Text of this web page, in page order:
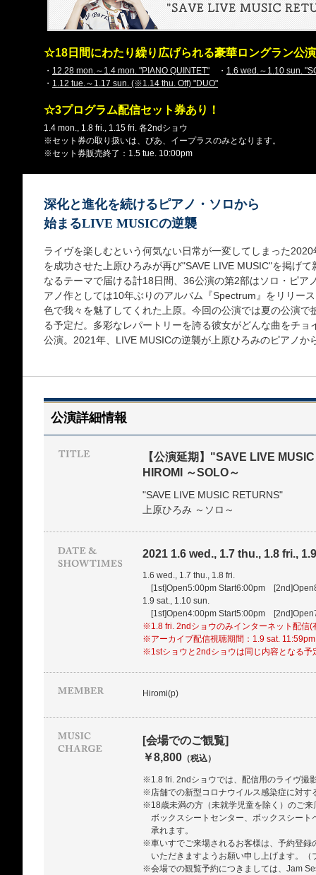
☆18日間にわたり繰り広げられる豪華ロングラン公
・ 12.28 mon.～1.4 mon. "PIANO QUINTET" ・ 1.6 wed.～1.10 sun.
・ 1.12 tue.～1.17 sun. (※1.14 thu. Off) "DUO"
☆3プログラム配信セット券あり！
1.4 mon., 1.8 fri., 1.15 fri. 各2ndショウ
※セット券の取り扱いは、ぴあ、イープラスのみとなります。
※セット券販売終了：1.5 tue. 10:00pm
深化と進化を続けるピアノ・ソロから
始まるLIVE MUSICの逆襲
ライヴを楽しむという何気ない日常が一変してしまった
を成功させた上原ひろみが再び"SAVE LIVE MUSIC"を掲げ
なるテーマで届ける計18日間、36公演の第2部はソロ・ピア
アノ作としては10年ぶりのアルバム『Spectrum』をリリー
色で我々を魅了してくれた上原。今回の公演では夏の公演
る予定だ。多彩なレパートリーを誇る彼女がどんな曲をチ
公演。2021年、LIVE MUSICの逆襲が上原ひろみのピアノか
公演詳細情報
【公演延期】"SAVE LIVE
HIROMI ～SOLO～
"SAVE LIVE MUSIC RETURNS"
上原ひろみ ～ソロ～
2021 1.6 wed., 1.7 thu., 1.8 fri.,
1.6 wed., 1.7 thu., 1.8 fri.
[1st]Open5:00pm Start6:00pm
1.9 sat., 1.10 sun.
[1st]Open4:00pm Start5:00pm
※1.8 fri. 2ndショウのみインターネット配信(
※アーカイブ配信視聴期間：1.9 sat.
※1stショウと2ndショウは同じ内容となる予
Hiromi(p)
[会場でのご観覧]
￥8,800 （税込）
※1.8 fri. 2ndショウでは、配信用のライヴ撮
※店舗での新型コロナウイルス感染症に対す
※18歳未満の方（未就学児童を除く）のご来
ボックスシートセンター、ボックスシート
承れます。
※車いすでご来場されるお客様は、予約登録
いただきますようお願い申し上げます。
※会場での観覧予約につきましては、Jam